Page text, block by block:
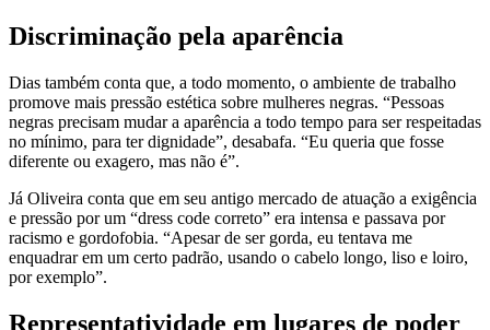
Discriminação pela aparência
Dias também conta que, a todo momento, o ambiente de trabalho
promove mais pressão estética sobre mulheres negras. “Pessoas
negras precisam mudar a aparência a todo tempo para ser respeitadas
no mínimo, para ter dignidade”, desabafa. “Eu queria que fosse
diferente ou exagero, mas não é”.
Já Oliveira conta que em seu antigo mercado de atuação a exigência
e pressão por um “dress code correto” era intensa e passava por
racismo e gordofobia. “Apesar de ser gorda, eu tentava me
enquadrar em um certo padrão, usando o cabelo longo, liso e loiro,
por exemplo”.
Representatividade em lugares de poder